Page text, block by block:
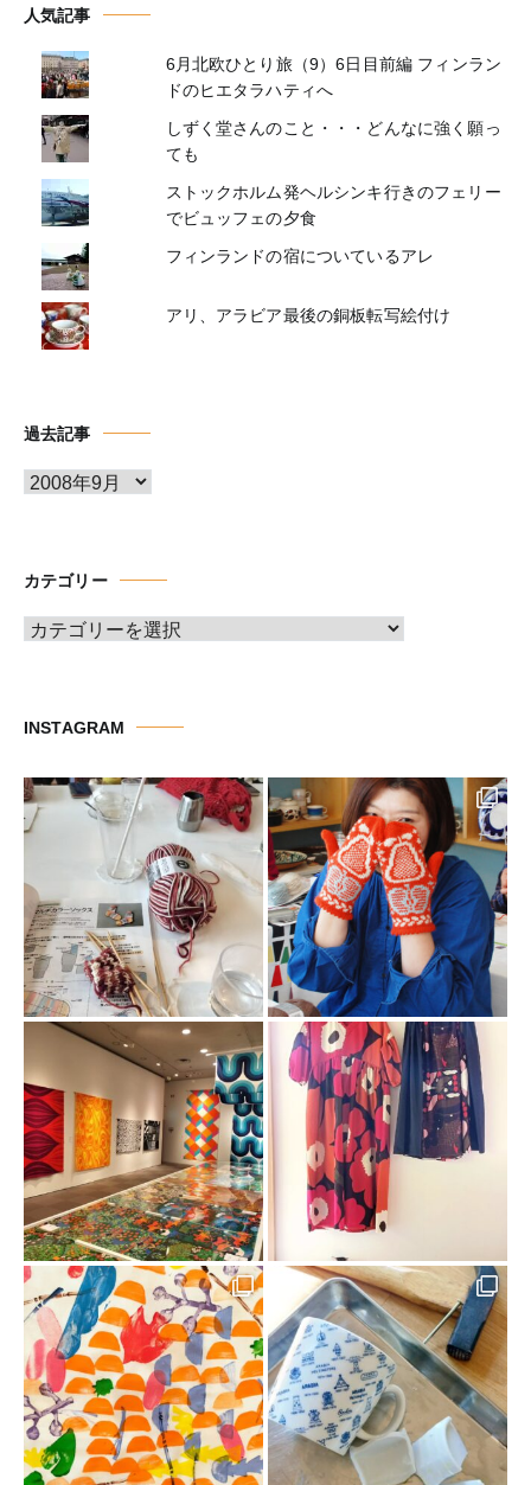
人気記事
6月北欧ひとり旅（9）6日目前編 フィンラン
ドのヒエタラハティへ
しずく堂さんのこと・・・どんなに強く願っ
ても
ストックホルム発ヘルシンキ行きのフェリー
でビュッフェの夕食
フィンランドの宿についているアレ
アリ、アラビア最後の銅板転写絵付け
過去記事
ア
ブ
カテゴリー
カ
ー
INSTAGRAM